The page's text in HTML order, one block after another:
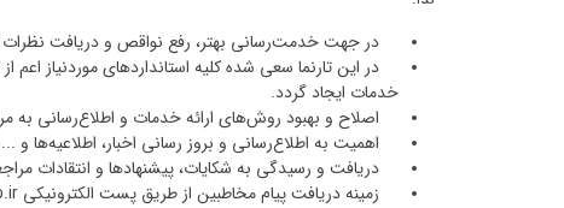
در جهت خدمت‌رسانی بهتر، رفع نواقص و دریافت نظرات
در این تارنما سعی شده کلیه استانداردهای موردنیاز
خدمات ایجاد گردد.
اصلاح و بهبود روش‌های ارائه خدمات و اطلاع‌رسانی به
اهمیت به اطلاع‌رسانی و بروز رسانی اخبار،
دریافت و رسیدگی به شکایات، پیشنهاد‌ها و انتقادات
زمینه دریافت پیام مخاطبین از طریق پست الکترونیکی info@ppo.ir و پاسخگویی به آن‌ها ایجادشده است.